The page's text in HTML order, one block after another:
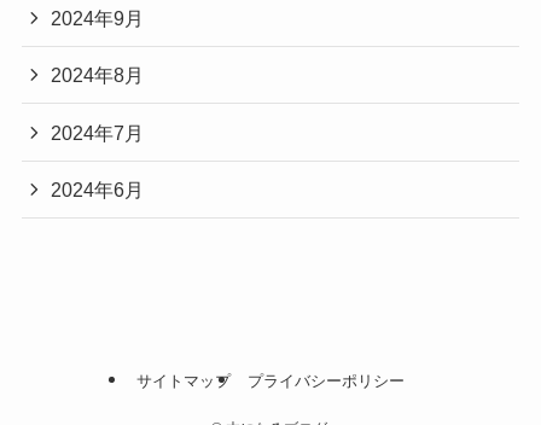
2024年9月
2024年8月
2024年7月
2024年6月
サイトマップ プライバシーポリシー